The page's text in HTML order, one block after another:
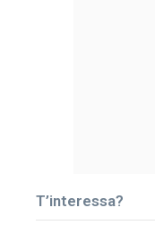
T’interessa?